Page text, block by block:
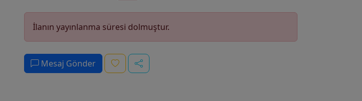
İlanın yayınlanma süresi dolmuştur.
Mesaj Gönder